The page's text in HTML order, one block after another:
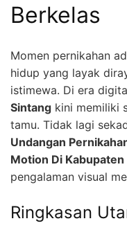
Berkelas
Momen pernikahan
hidup yang layak
istimewa. Di era
Sintang kini memiliki
tamu. Tidak lagi
Undangan
Motion Di Kabupaten
pengalaman visual
Ringkasan